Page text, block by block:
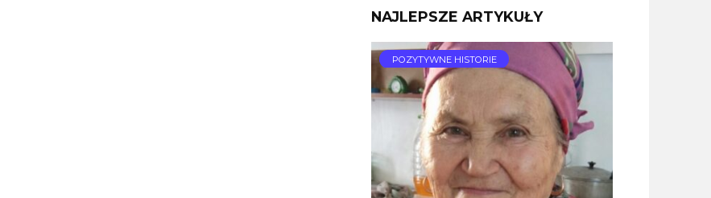
NAJLEPSZE ARTYKUŁY
POZYTYWNE HISTORIE